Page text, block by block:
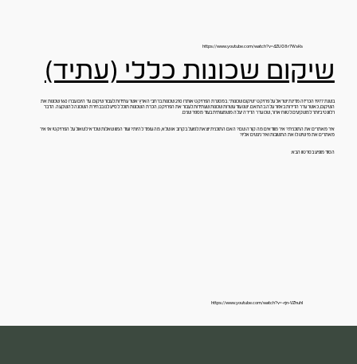
https://www.youtube.com/watch?v=4ZU08r7WsKs
שיקום שכונות כללי (עתיד)
בשנת 1977 הכריזה מדינת ישראל על פרויקט "שיקום שכונות". במסגרת הפרויקט אותרו 210 שכונות ברחבי הארץ אשר עתידות לעבור שיקום. עד היום עברו 160 שכונות את
השיקום, כאשר ערך הדירות באזור עלה בהתאם. ישנן עוד עשרות שכונות שעתידות לעבור את הפרויקט, הכרת השכונות תוכל לסייע לנו בבחירת השכונה להשקעה. הדבר
רלוונטי ביותר למשקיעים לטווח ארוך, שכן ערך הדירה יעלה משמעותית בעוד מספר שנים.
איך מאתרים את התוכנית? איך מוודאים מה קורה שם? האם התוכנית יוצאת לפועל בקרוב או שלא, מה עומד להיות? ועוד המון שאלות שכדאי לשאול על הפרויקט! אז איך
מאתרים את מי שיש לו את התשובות ואיך ניגשים אליו?
הסוד מופיע בסרטון הבא:
https://www.youtube.com/watch?v=-rjn-VZhuhI